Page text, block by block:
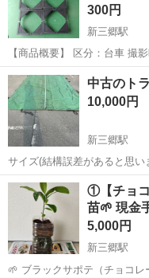
300円
新三郷駅
【商品概要】 区分：台車 撮影時の照明・ご覧頂く媒体の環境の関係に
より、実際の商品と色味が違
おきくださいませ。 【商品状態】 中古品 10個ほどございます。 個数
で...
埼玉 三郷市 新三郷駅
中古のト
10,000円
新三郷駅
サイズ(結構誤差があると思
照して下さい 横 293cm 縦 770cm 横の穴 5個 穴の間隔 72cm 縦の穴
11個 穴の間隔 76cm
埼玉 三郷市 新三郷駅
①【チョ
苗🌱 現金
5,000円
新三郷駅
🌱 ブラックサポテ（チョコレ